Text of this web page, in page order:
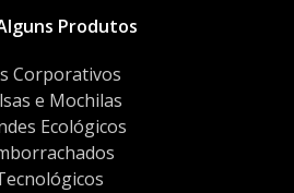
Produtos
Corporativos
e Mochilas
Ecológicos